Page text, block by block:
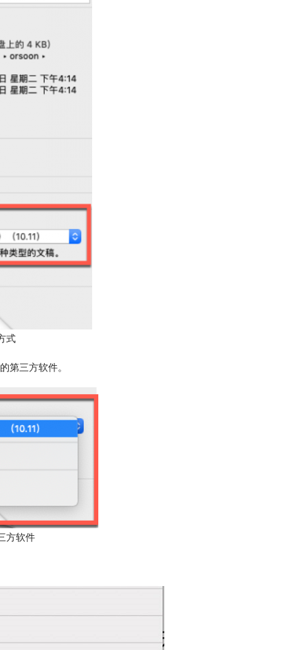
式
第三方软件。
方软件